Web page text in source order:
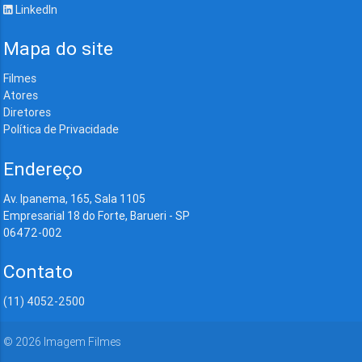
LinkedIn
Mapa do site
Filmes
Atores
Diretores
Política de Privacidade
Endereço
Av. Ipanema, 165, Sala 1105
Empresarial 18 do Forte, Barueri - SP
06472-002
Contato
(11) 4052-2500
© 2026 Imagem Filmes